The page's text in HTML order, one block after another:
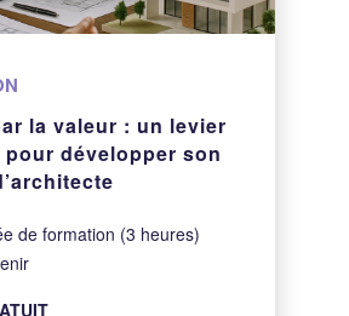
la valeur : un levier
développer son
de formation (3 heures)